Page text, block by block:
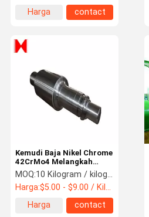
Harga
contact
Kemudi Baja Nikel Chrome
42CrMo4 Melangkah
Poros Baja Tempa
MOQ:10 Kilogram / kilogram
Harga:$5.00 - $9.00 / Kilogram
Harga
contact